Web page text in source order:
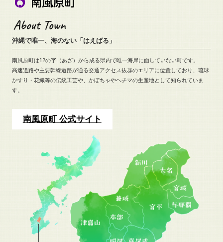
沖縄で唯一、海のない「はえばる」
南風原町は12の字（あざ）から成る県内で唯一海岸に面していない町です。
高速道路や主要幹線道路が通る交通アクセス抜群のエリアに位置しており、 琉球
かすり・花織等の伝統工芸や、 かぼちゃやヘチマの生産地として知られていま
す。
南風原町 公式サイト